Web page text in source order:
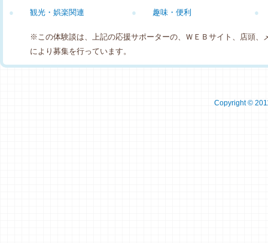
観光・娯楽関連
● 趣味・便利
● ●
※この体験談は、上記の応援サポーターの、ＷＥＢサイト、店頭、
により募集を行っています。
Copyright ©